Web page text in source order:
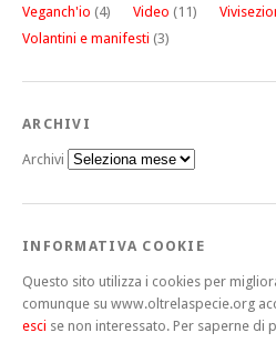
Veganch'io (4) Video (11)
Volantini e manifesti (3)
ARCHIVI
Archivi
INFORMATIVA COOKIE
Questo sito utilizza i cookies per
comunque su www.oltrelaspecie.org
esci se non interessato. Per saperne di